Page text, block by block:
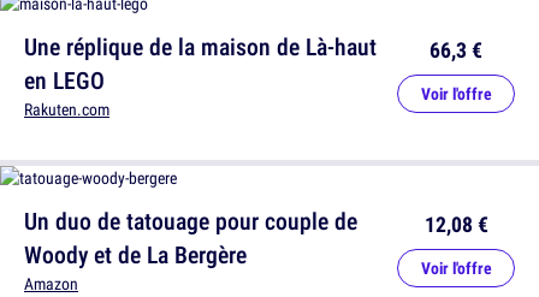
Un duo de tatouage pour couple de
Woody et de La Bergère
Amazon
12,08 €
Voir l'offre
Une réplique de la maison de Là-haut
en LEGO
Rakuten.com
66,3 €
Voir l'offre